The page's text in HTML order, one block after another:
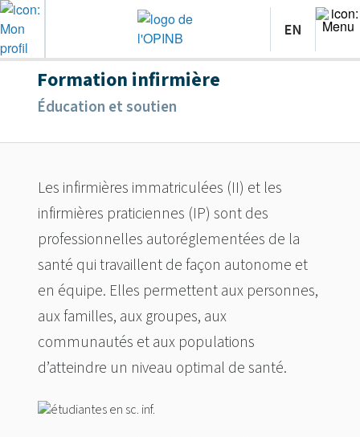
Formation infirmière
Éducation et soutien
Les infirmières immatriculées (II) et les
infirmières praticiennes (IP) sont des
professionnelles autoréglementées de la
santé qui travaillent de façon autonome et
en équipe. Elles permettent aux personnes,
aux familles, aux groupes, aux
communautés et aux populations
d’atteindre un niveau optimal de santé.